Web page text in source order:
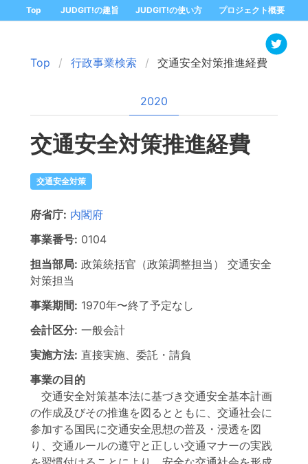
Top JUDGIT!の趣旨 JUDGIT!の使い方 プロジェクト概要
Top 行政事業検索 交通安全対策推進経費
2020
交通安全対策推進経費
交通安全対策
府省庁: 内閣府
事業番号: 0104
担当部局: 政策統括官（政策調整担当）
交通安全
対策担当
事業期間: 1970年〜終了予定なし
会計区分: 一般会計
実施方法: 直接実施、委託・請負
事業の目的
交通安全対策基本法に基づき交通安全基本計画
の作成及びその推進を図るとともに、交通社会に
参加する国民に交通安全思想の普及・浸透を図
り、交通ルールの遵守と正しい交通マナーの実践